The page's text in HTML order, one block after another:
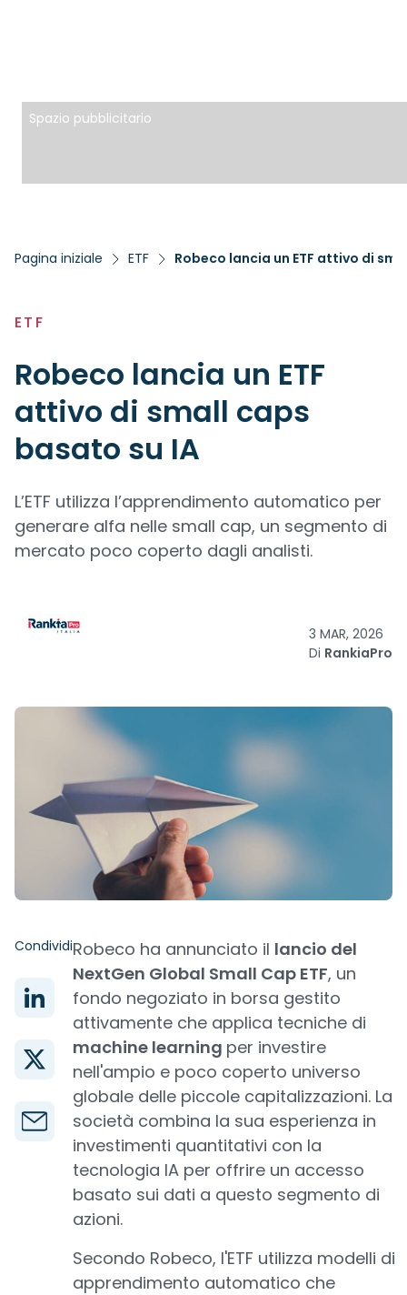
Spazio pubblicitario
Pagina iniziale ETF Robeco lancia un ETF attivo di
ETF
Robeco lancia un ETF
attivo di small caps
basato su IA
L’ETF utilizza l’apprendimento automatico per
generare alfa nelle small cap, un segmento di
mercato poco coperto dagli analisti.
3 MAR, 2026
Di RankiaPro
CondividiRobeco ha annunciato il lancio del
NextGen Global Small Cap ETF, un
fondo negoziato in borsa gestito
attivamente che applica tecniche di
machine learning per investire
nell'ampio e poco coperto universo
globale delle piccole capitalizzazioni. La
società combina la sua esperienza in
investimenti quantitativi con la
tecnologia IA per offrire un accesso
basato sui dati a questo segmento di
azioni.
Secondo Robeco, l'ETF utilizza modelli di
apprendimento automatico che